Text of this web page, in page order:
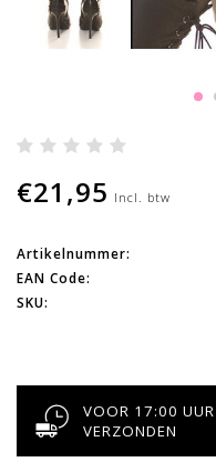
€21,95 Incl. btw
Artikelnummer:
EAN Code:
SKU:
VOOR 17:00 UUR
VERZONDEN